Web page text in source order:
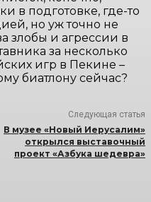
в подготовке, где-то
но уж точно не
злобы и агрессии в
за несколько
игр в Пекине –
биатлону сейчас?
Следующая статья
В музее «Новый Иерусалим»
открылся выставочный
проект «Азбука шедевра»